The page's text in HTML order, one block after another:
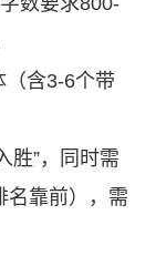
含3-6个带
胜”，同时需
名靠前），需